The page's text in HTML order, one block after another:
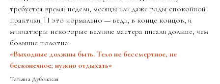
требуется время: недели, месяцы или даже годы спокойной
практики. И это нормально — ведь, в конце концов, и
миниатюры некоторые великие мастера писали дольше, чем
большие полотна.
«Выходные должны быть. Тело не бессмертное, не
бесконечное; нужно отдыхать»
Татьяна Дубовская